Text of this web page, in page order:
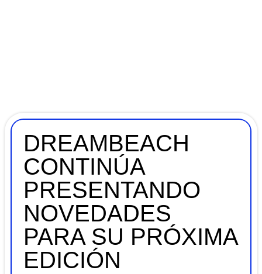
DREAMBEACH
CONTINÚA
PRESENTANDO
NOVEDADES
PARA SU PRÓXIMA
EDICIÓN